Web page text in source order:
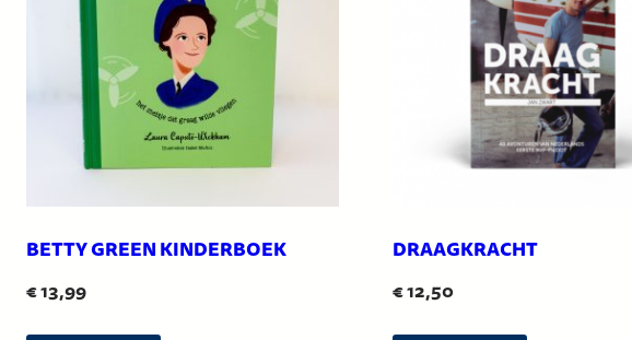
BETTY GREEN KINDERBOEK
€13,99
DRAAGKRACHT
€12,50